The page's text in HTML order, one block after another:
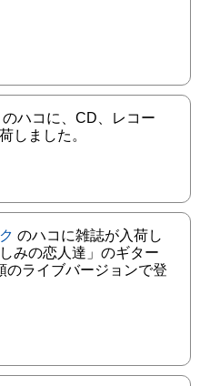
のハコに、CD、レコー
しました。
のハコに雑誌が入荷し
みの恋人達」のギター
のライブバージョンで登